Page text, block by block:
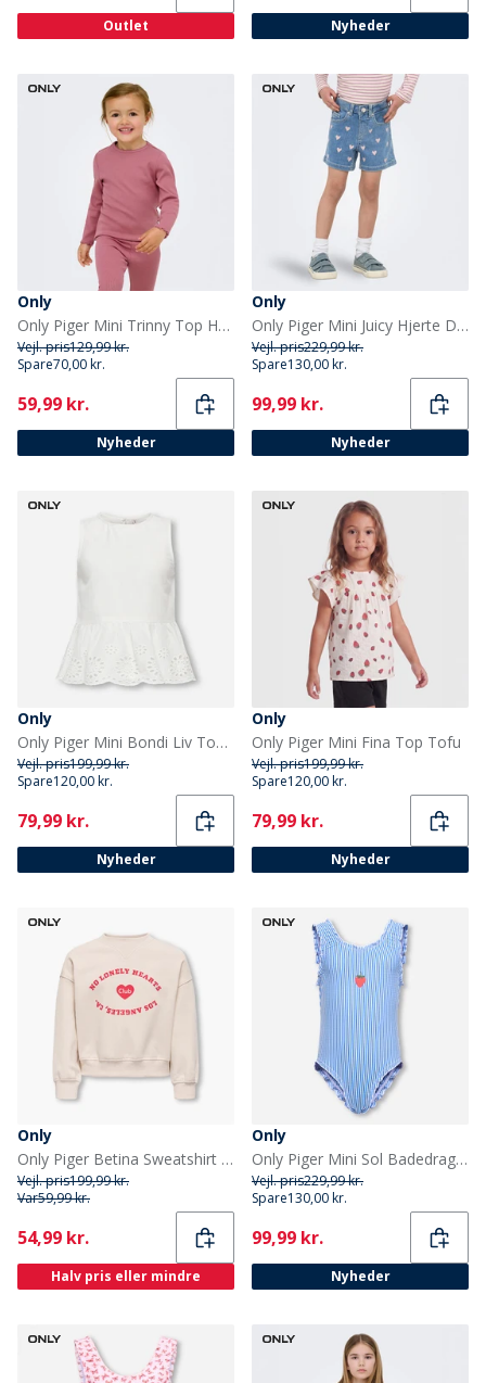
Outlet Nyheder
Only
Only Piger Mini Trinny Top Heather Rose
Vejl. pris129,99 kr.
Spare70,00 kr.
Current
59,99 kr.
Nyheder
Only
Only Piger Mini Juicy Hjerte Denim Shorts Light Medium Blue Denim
Vejl. pris229,99 kr.
Spare130,00 kr.
Current
99,99 kr.
Nyheder
Only
Only Piger Mini Bondi Liv Top Cloud Dancer
Vejl. pris199,99 kr.
Spare120,00 kr.
Current
79,99 kr.
Nyheder
Only
Only Piger Mini Fina Top Tofu
Vejl. pris199,99 kr.
Spare120,00 kr.
Current
79,99 kr.
Nyheder
Only
Only Piger Betina Sweatshirt Whitecap Gray
Vejl. pris199,99 kr.
Var59,99 kr.
Current
54,99 kr.
Halv pris eller mindre
Only
Only Piger Mini Sol Badedragt Ultramarine
Vejl. pris229,99 kr.
Spare130,00 kr.
Current
99,99 kr.
Nyheder